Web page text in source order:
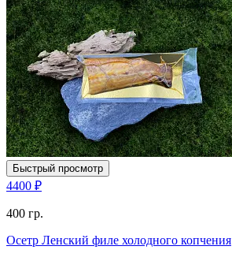
Быстрый просмотр
4400 ₽
400 гр.
Осетр Ленский филе холодного копчения